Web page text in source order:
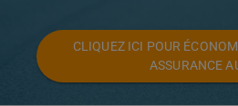
CLIQUEZ ICI POUR
ASSURANCE